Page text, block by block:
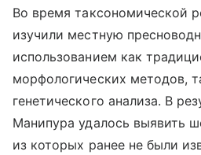
Во время таксономической
изучили местную
использованием как
морфологических методов,
генетического анализа. В
Манипура удалось выявить
из которых ранее не были